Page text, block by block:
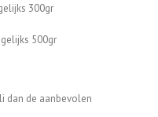
300gr
500gr
dan de aanbevolen